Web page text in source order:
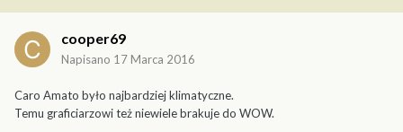
cooper69
Napisano 17 Marca 2016
Caro Amato było najbardziej klimatyczne.
Temu graficiarzowi też niewiele brakuje do WOW.